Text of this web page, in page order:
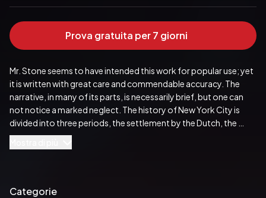
Prova gratuita per 7 giorni
Mr. Stone seems to have intended this work for popular use; yet
it is written with great care and commendable accuracy. The
narrative, in many of its parts, is necessarily brief, but one can
not notice a marked neglect. The history of New York City is
divided into three periods, the settlement by the Dutch, the
English conquest and the Revolutionary War, and the evacuation
bf the British. Every period is laid out before the reader in several
Categorie